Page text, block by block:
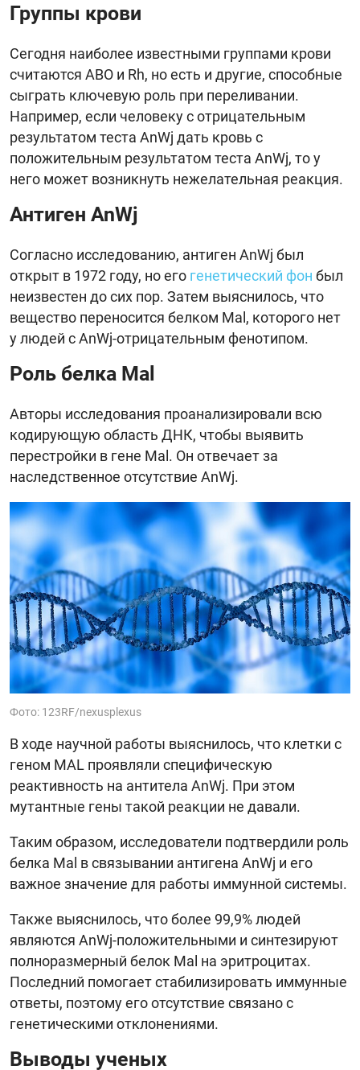
Группы крови
Сегодня наиболее известными группами крови
считаются ABO и Rh, но есть и другие, способные
сыграть ключевую роль при переливании.
Например, если человеку с отрицательным
результатом теста AnWj дать кровь с
положительным результатом теста AnWj, то у
него может возникнуть нежелательная реакция.
Антиген AnWj
Согласно исследованию, антиген AnWj был
открыт в 1972 году, но его генетический фон был
неизвестен до сих пор. Затем выяснилось, что
вещество переносится белком Mal, которого нет
у людей с AnWj-отрицательным фенотипом.
Роль белка Mal
Авторы исследования проанализировали всю
кодирующую область ДНК, чтобы выявить
перестройки в гене Mal. Он отвечает за
наследственное отсутствие AnWj.
Фото: 123RF/nexusplexus
В ходе научной работы выяснилось, что клетки с
геном MAL проявляли специфическую
реактивность на антитела AnWj. При этом
мутантные гены такой реакции не давали.
Таким образом, исследователи подтвердили роль
белка Mal в связывании антигена AnWj и его
важное значение для работы иммунной системы.
Также выяснилось, что более 99,9% людей
являются AnWj-положительными и синтезируют
полноразмерный белок Mal на эритроцитах.
Последний помогает стабилизировать иммунные
ответы, поэтому его отсутствие связано с
генетическими отклонениями.
Выводы ученых